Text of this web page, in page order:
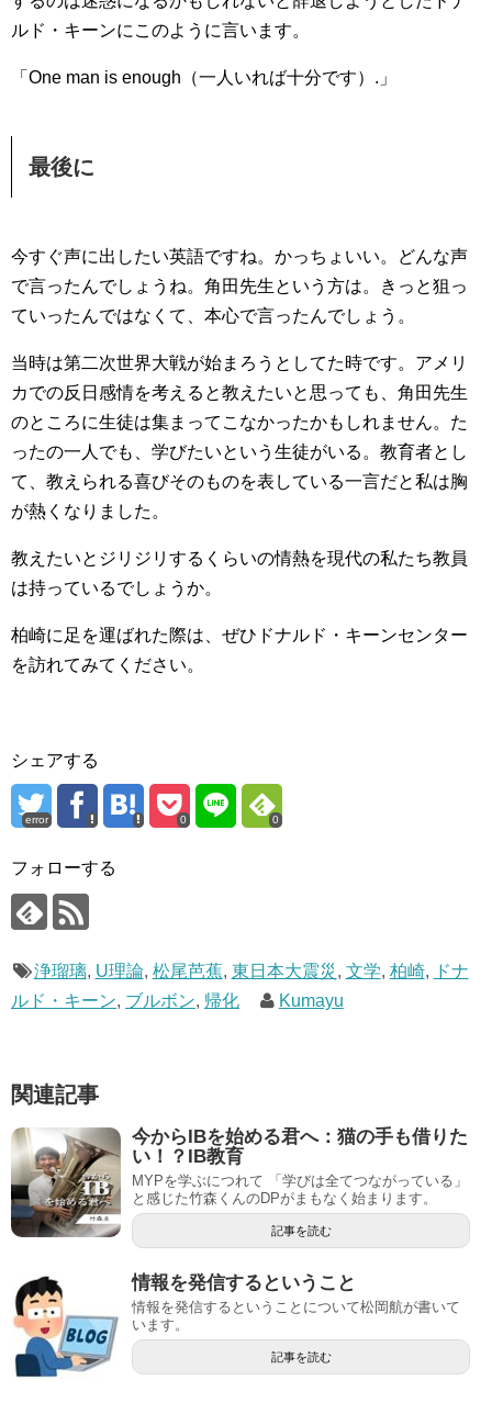
ルド・キーンにこのように言います。
「One man is enough（一人いれば十分です）.」
最後に
今すぐ声に出したい英語ですね。かっちょいい。どんな声
で言ったんでしょうね。角田先生という方は。きっと狙っ
ていったんではなくて、本心で言ったんでしょう。
当時は第二次世界大戦が始まろうとしてた時です。アメリ
カでの反日感情を考えると教えたいと思っても、角田先生
のところに生徒は集まってこなかったかもしれません。た
ったの一人でも、学びたいという生徒がいる。教育者とし
て、教えられる喜びそのものを表している一言だと私は胸
が熱くなりました。
教えたいとジリジリするくらいの情熱を現代の私たち教員
は持っているでしょうか。
柏崎に足を運ばれた際は、ぜひドナルド・キーンセンター
を訪れてみてください。
シェアする
error 0 0
フォローする
浄瑠璃, U理論, 松尾芭蕉, 東日本大震災 , 文学, 柏崎, ドナ
ルド・キーン, ブルボン, 帰化 Kumayu
関連記事
今からIBを始める君へ：猫の手も借りた
い！？IB教育
MYPを学ぶにつれて 「学びは全てつながっている」
と感じた竹森くんのDPがまもなく始まります。
記事を読む
情報を発信するということ
情報を発信するということについて松岡航が書いて
います。
記事を読む